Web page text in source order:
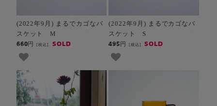
(2022年9月) まるでカゴなバ
スケット M
660円[税込] SOLD
(2022年9月) まるでカゴなバ
スケット S
495円 [税込] SOLD